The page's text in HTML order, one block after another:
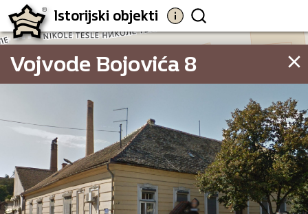
Istorijski objekti
Vojvode Bojovića 8
921